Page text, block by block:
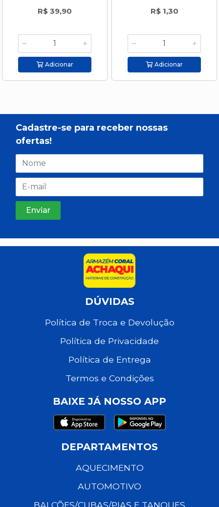
R$ 39,90
Adicionar
R$ 1,30
Adicionar
Cadastre-se para receber nossas
ofertas!
DÚVIDAS
Política de Troca e Devolução
Política de Privacidade
Política de Entrega
Termos e Condições
BAIXE JÁ NOSSO APP
DEPARTAMENTOS
AQUECIMENTO
AUTOMOTIVO
BALCÕES/CUBAS/PIAS E TANQUES